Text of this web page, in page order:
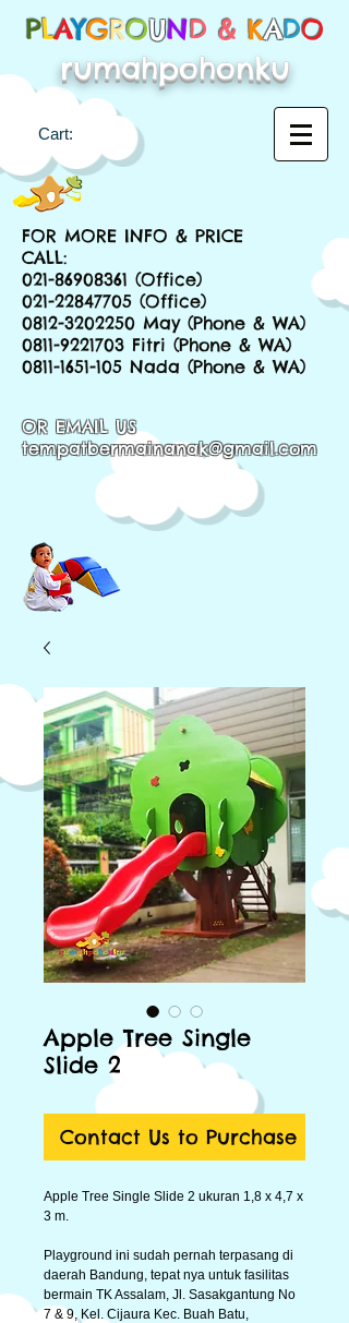
PLAYGROUND & KADO
rumahpohonku
Cart:
FOR MORE INFO & PRICE
CALL:
021-86908361 (Office)
021-22847705 (Office)
0812-3202250 May (Phone & WA)
0811-9221703 Fitri (Phone & WA)
0811-1651-105 Nada (Phone & WA)
OR EMAIL US
tempatbermainanak@gmail.com
Apple Tree Single
Slide 2
Contact Us to Purchase
Apple Tree Single Slide 2 ukuran 1,8 x 4,7 x
3 m.
Playground ini sudah pernah terpasang di
daerah Bandung, tepat nya untuk fasilitas
bermain TK Assalam, Jl. Sasakgantung No
7 & 9, Kel. Cijaura Kec. Buah Batu,